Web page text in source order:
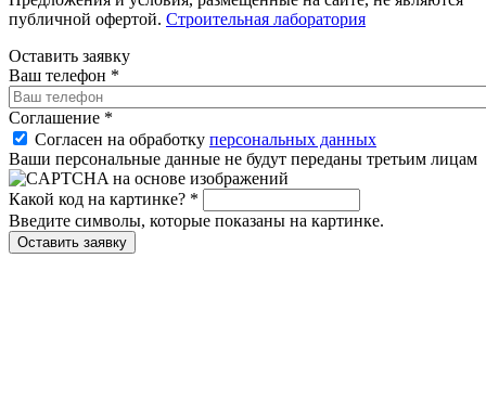
публичной офертой. Строительная лаборатория
Оставить заявку
Ваш телефон *
Соглашение *
Согласен на обработку персональных данных
Ваши персональные данные не будут переданы третьим лицам
Какой код на картинке? *
Введите символы, которые показаны на картинке.